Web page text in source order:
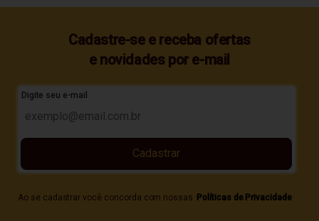
Cadastre-se e receba ofertas
e novidades por e-mail
Digite seu e-mail
Ao se cadastrar você concorda com nossas Políticas de Privacidade
Cadastrar